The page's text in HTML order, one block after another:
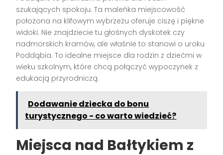
szukających spokoju. Ta maleńka miejscowość
położona na klifowym wybrzeżu oferuje ciszę i piękne
widoki. Nie znajdziecie tu głośnych dyskotek czy
nadmorskich kramów, ale właśnie to stanowi o uroku
Poddąbia. To idealne miejsce dla rodzin z dziećmi w
wieku szkolnym, które chcą połączyć wypoczynek z
edukacją przyrodniczą.
Dodawanie dziecka do bonu
turystycznego - co warto wiedzieć?
Miejsca nad Bałtykiem z